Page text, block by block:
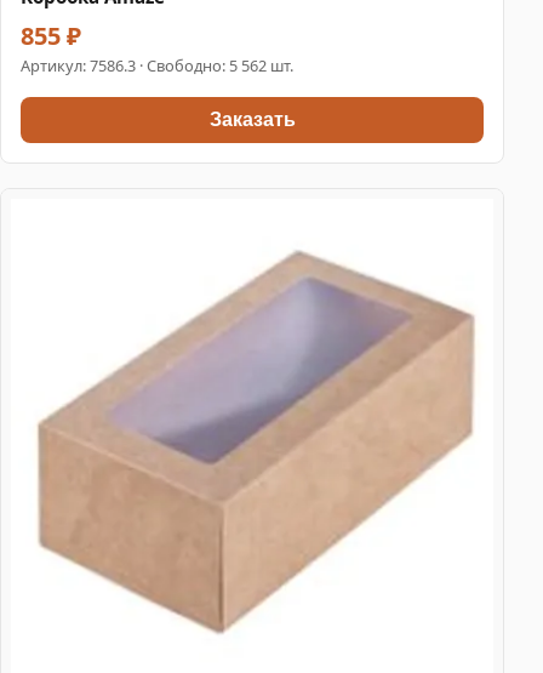
855 ₽
Артикул:7586.3 · Свободно: 5 562 шт.
Заказать